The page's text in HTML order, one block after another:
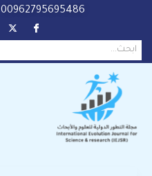
المحتوى
00962795695486